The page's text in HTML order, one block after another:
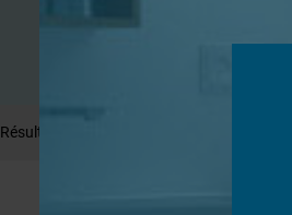
Résultat de recherche : Forums